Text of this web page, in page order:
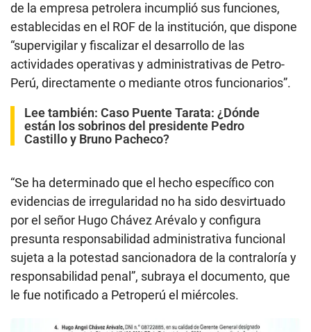
de la empresa petrolera incumplió sus funciones,
establecidas en el ROF de la institución, que dispone
“supervigilar y fiscalizar el desarrollo de las
actividades operativas y administrativas de Petro-
Perú, directamente o mediante otros funcionarios”.
Lee también: Caso Puente Tarata: ¿Dónde
están los sobrinos del presidente Pedro
Castillo y Bruno Pacheco?
“Se ha determinado que el hecho específico con
evidencias de irregularidad no ha sido desvirtuado
por el señor Hugo Chávez Arévalo y configura
presunta responsabilidad administrativa funcional
sujeta a la potestad sancionadora de la contraloría y
responsabilidad penal”, subraya el documento, que
le fue notificado a Petroperú el miércoles.